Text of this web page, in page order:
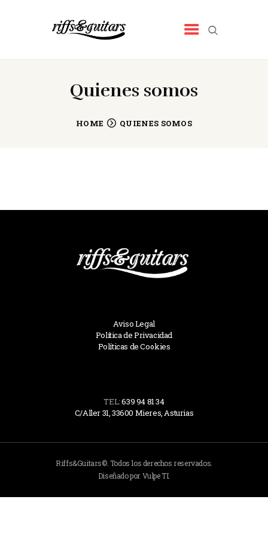
Quienes somos
HOME QUIENES SOMOS
RIFFS&GUITARS
INICIO
QUIENES SOMOS
NUESTROS PRODUCTOS
Aviso Legal
Política de Privacidad
Políticas de Cookies
TEL:639 94 81 34
C/Aller 31, 33600 Mieres, Asturias
Riffs&Guitars©. Todos los derechos reservados.
Diseñado por Vulpe TI.